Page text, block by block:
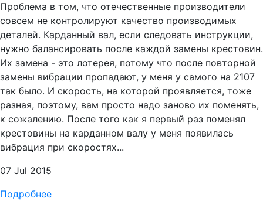
Проблема в том, что отечественные производители
совсем не контролируют качество производимых
деталей. Карданный вал, если следовать инструкции,
нужно балансировать после каждой замены крестовин.
Их замена - это лотерея, потому что после повторной
замены вибрации пропадают, у меня у самого на 2107
так было. И скорость, на которой проявляется, тоже
разная, поэтому, вам просто надо заново их поменять,
к сожалению. После того как я первый раз поменял
крестовины на карданном валу у меня появилась
вибрация при скоростях...
07 Jul 2015
Подробнее